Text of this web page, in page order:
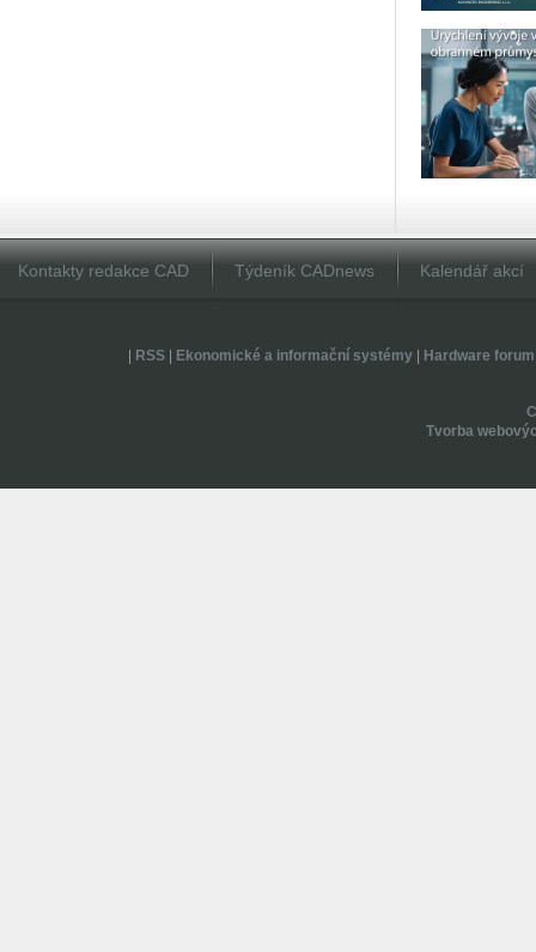
Kontakty redakce CAD Týdeník CADnews Kalendář akcí
RSS| Ekonomické a informační systémy| Hardware forum
Tvorba